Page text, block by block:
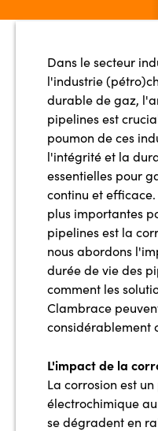
Dans le secteur
l'industrie
durable de gaz,
pipelines est
poumon de ces
l'intégrité et la
essentielles pour
continu et efficace.
plus importantes
pipelines est la
nous abordons
durée de vie des
comment les
Clambrace
considérablement
L'impact de la
La corrosion est un
électrochimique
se dégradent en